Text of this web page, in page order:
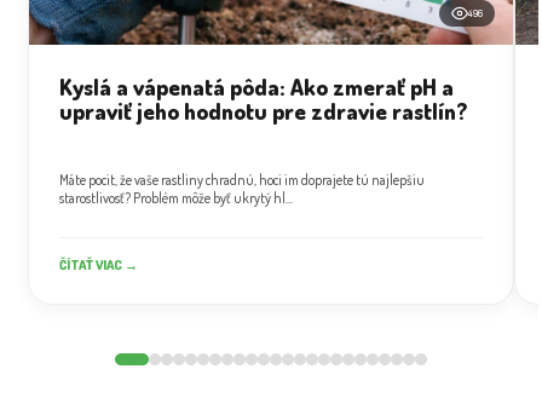
496
Kyslá a vápenatá pôda: Ako zmerať pH a
upraviť jeho hodnotu pre zdravie rastlín?
Máte pocit, že vaše rastliny chradnú, hoci im doprajete tú najlepšiu
starostlivosť? Problém môže byť ukrytý hl...
ČÍTAŤ VIAC →